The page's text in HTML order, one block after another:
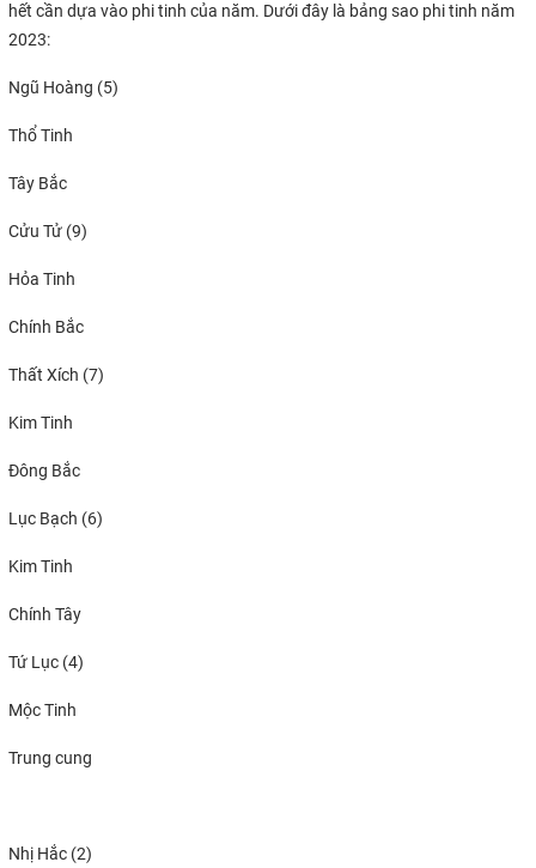
hết cần dựa vào phi tinh của năm. Dưới đây là bảng sao phi tinh năm
2023:
Ngũ Hoàng (5)
Thổ Tinh
Tây Bắc
Cửu Tử (9)
Hỏa Tinh
Chính Bắc
Thất Xích (7)
Kim Tinh
Đông Bắc
Lục Bạch (6)
Kim Tinh
Chính Tây
Tứ Lục (4)
Mộc Tinh
Trung cung
Nhị Hắc (2)